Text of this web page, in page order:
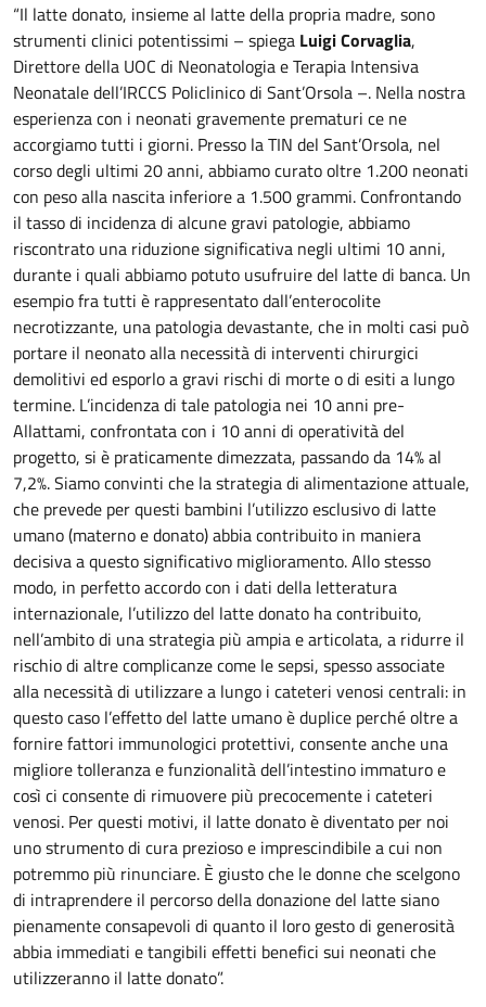
“Il latte donato, insieme al latte della propria madre, sono
strumenti clinici potentissimi – spiega Luigi Corvaglia,
Direttore della UOC di Neonatologia e Terapia Intensiva
Neonatale dell’IRCCS Policlinico di Sant’Orsola –. Nella nostra
esperienza con i neonati gravemente prematuri ce ne
accorgiamo tutti i giorni. Presso la TIN del Sant’Orsola, nel
corso degli ultimi 20 anni, abbiamo curato oltre 1.200 neonati
con peso alla nascita inferiore a 1.500 grammi. Confrontando
il tasso di incidenza di alcune gravi patologie, abbiamo
riscontrato una riduzione significativa negli ultimi 10 anni,
durante i quali abbiamo potuto usufruire del latte di banca. Un
esempio fra tutti è rappresentato dall’enterocolite
necrotizzante, una patologia devastante, che in molti casi può
portare il neonato alla necessità di interventi chirurgici
demolitivi ed esporlo a gravi rischi di morte o di esiti a lungo
termine. L’incidenza di tale patologia nei 10 anni pre-
Allattami, confrontata con i 10 anni di operatività del
progetto, si è praticamente dimezzata, passando da 14% al
7,2%. Siamo convinti che la strategia di alimentazione attuale,
che prevede per questi bambini l’utilizzo esclusivo di latte
umano (materno e donato) abbia contribuito in maniera
decisiva a questo significativo miglioramento. Allo stesso
modo, in perfetto accordo con i dati della letteratura
internazionale, l’utilizzo del latte donato ha contribuito,
nell’ambito di una strategia più ampia e articolata, a ridurre il
rischio di altre complicanze come le sepsi, spesso associate
alla necessità di utilizzare a lungo i cateteri venosi centrali: in
questo caso l’effetto del latte umano è duplice perché oltre a
fornire fattori immunologici protettivi, consente anche una
migliore tolleranza e funzionalità dell’intestino immaturo e
così ci consente di rimuovere più precocemente i cateteri
venosi. Per questi motivi, il latte donato è diventato per noi
uno strumento di cura prezioso e imprescindibile a cui non
potremmo più rinunciare. È giusto che le donne che scelgono
di intraprendere il percorso della donazione del latte siano
pienamente consapevoli di quanto il loro gesto di generosità
abbia immediati e tangibili effetti benefici sui neonati che
utilizzeranno il latte donato”.